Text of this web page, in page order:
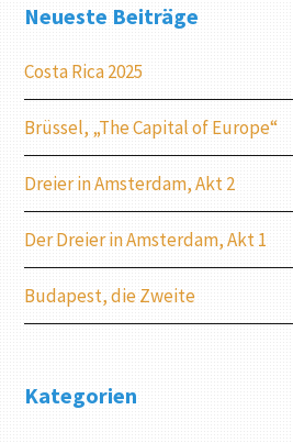
Neueste Beiträge
Costa Rica 2025
Brüssel, „The Capital of Europe“
Dreier in Amsterdam, Akt 2
Der Dreier in Amsterdam, Akt 1
Budapest, die Zweite
Kategorien